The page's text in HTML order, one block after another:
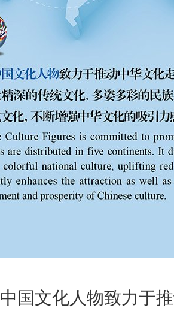
中国文化人物致力于